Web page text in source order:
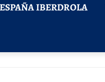
IBERDROLA